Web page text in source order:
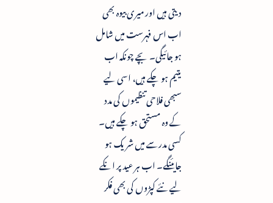
دیتی ہیں اور میری بیوہ بھی
اب اس فہرست میں شامل
ہو جائیگی۔ بچے چونکہ اب
یتیم ہو چکے ہیں، اسی لیے
سبھی فلاحی تنظیموں کی مدد
کے وہ مستحق ہو چکے ہیں۔
کسی مدرسے میں شریک ہو
جایئنگے۔ اب ہر عید پر انکے
لیے نئے کپڑوں کی بھی فکر